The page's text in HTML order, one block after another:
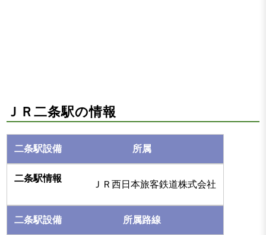
ＪＲ二条駅の情報
所属
ＪＲ西日本旅客鉄道株式会社
所属路線